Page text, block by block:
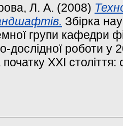
Л. А. (2008)
Збірка
групи кафедри
дослідної роботи у
XXI